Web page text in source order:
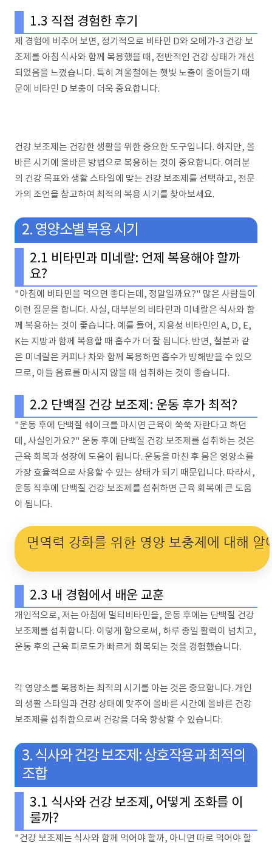
1.3 직접 경험한 후기
제 경험에 비추어 보면, 정기적으로 비타민 D와 오메가-3 건강 보
조제를 아침 식사와 함께 복용했을 때, 전반적인 건강 상태가 개선
되었음을 느꼈습니다. 특히 겨울철에는 햇빛 노출이 줄어들기 때
문에 비타민 D 보충이 더욱 중요합니다.
건강 보조제는 건강한 생활을 위한 중요한 도구입니다. 하지만, 올
바른 시기에 올바른 방법으로 복용하는 것이 중요합니다. 여러분
의 건강 목표와 생활 스타일에 맞는 건강 보조제를 선택하고, 전문
가의 조언을 참고하여 최적의 복용 시기를 찾아보세요.
2. 영양소별 복용 시기
2.1 비타민과 미네랄: 언제 복용해야 할까
요?
"아침에 비타민을 먹으면 좋다는데, 정말일까요?" 많은 사람들이
이런 질문을 합니다. 사실, 대부분의 비타민과 미네랄은 식사와 함
께 복용하는 것이 좋습니다. 예를 들어, 지용성 비타민인 A, D, E,
K는 지방과 함께 복용할 때 흡수가 더 잘 됩니다. 반면, 철분과 같
은 미네랄은 커피나 차와 함께 복용하면 흡수가 방해받을 수 있으
므로, 이들 음료를 마시지 않을 때 섭취하는 것이 좋습니다.
2.2 단백질 건강 보조제: 운동 후가 최적?
"운동 후에 단백질 쉐이크를 마시면 근육이 쑥쑥 자란다고 하던
데, 사실인가요?" 운동 후에 단백질 건강 보조제를 섭취하는 것은
근육 회복과 성장에 도움이 됩니다. 운동을 마친 후 몸은 영양소를
가장 효율적으로 사용할 수 있는 상태가 되기 때문입니다. 따라서,
운동 직후에 단백질 건강 보조제를 섭취하면 근육 회복에 큰 도움
이 됩니다.
면역력 강화를 위한 영양 보충제에 대해 알
2.3 내 경험에서 배운 교훈
개인적으로, 저는 아침에 멀티비타민을, 운동 후에는 단백질 건강
보조제를 섭취합니다. 이렇게 함으로써, 하루 종일 활력이 넘치고,
운동 후의 근육 피로도가 빠르게 회복되는 것을 경험했습니다.
각 영양소를 복용하는 최적의 시기를 아는 것은 중요합니다. 개인
의 생활 스타일과 건강 상태에 맞추어 올바른 시간에 올바른 건강
보조제를 섭취함으로써 건강을 더욱 향상할 수 있습니다.
3. 식사와 건강 보조제: 상호작용과 최적의
조합
3.1 식사와 건강 보조제, 어떻게 조화를 이
룰까?
"건강 보조제는 식사와 함께 먹어야 할까, 아니면 따로 먹어야 할